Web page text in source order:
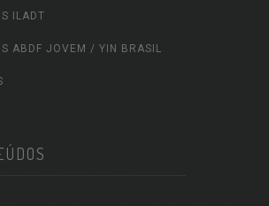
ILADT
ABDF JOVEM / YIN BRASIL